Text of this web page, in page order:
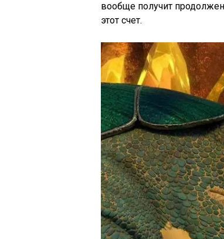
вообще получит
этот счет.